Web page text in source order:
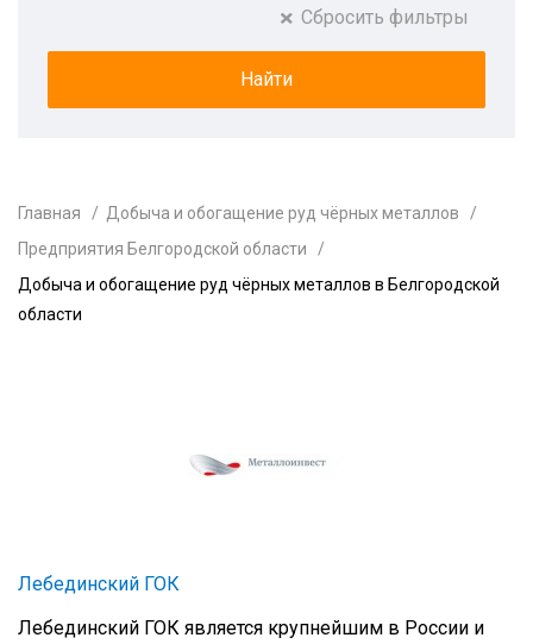
Сбросить фильтры
Главная
Добыча и обогащение руд чёрных металлов
Предприятия Белгородской области
Добыча и обогащение руд чёрных металлов в Белгородской
области
Лебединский ГОК
Лебединский ГОК является крупнейшим в России и